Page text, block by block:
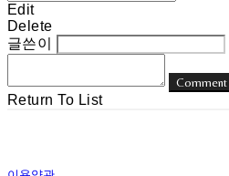
Edit
Delete
글쓴이
Comment
Return To List